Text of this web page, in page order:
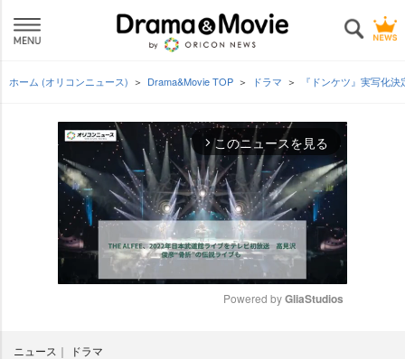
ホーム (オリコンニュース) Drama&Movie TOP ドラマ 『ドンケツ』実写化
arrow_forward_ios このニュースを見る
Powered by GliaStudios
ニュース ドラマ